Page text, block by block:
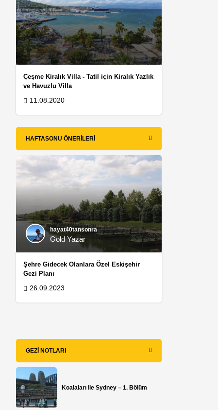
Çeşme Kiralık Villa - Tatil için Kiralık Yazlık
ve Havuzlu Villa
11.08.2020
HAFTASONU ÖNERILERI
hayat40tansonra
Gold Yazar
Şehre Gidecek Olanlara Özel Eskişehir
Gezi Planı
26.09.2023
GEZI NOTLARI
Koalaları ile Sydney – 1. Bölüm